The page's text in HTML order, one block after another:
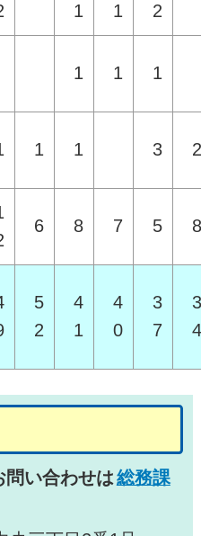
1 1 2
1 1 1
1 1 3 2
6 8 7 5 8
5
2
4
1
4
0
3
7
3
4
問い合わせは総務課